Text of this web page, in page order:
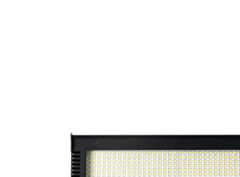
Montage